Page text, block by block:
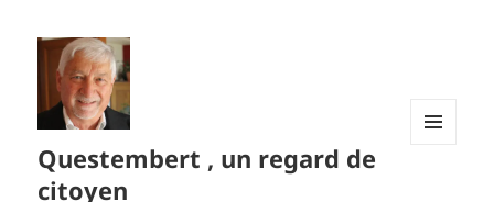
Questembert , un regard de
citoyen